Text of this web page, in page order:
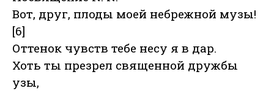
Вот, друг, плоды моей небрежной музы!
[6]
Оттенок чувств тебе несу я в дар.
Хоть ты презрел священной дружбы
узы,